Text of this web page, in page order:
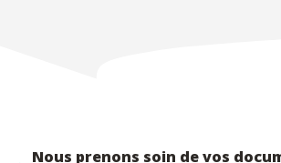
Nous prenons soin de vos